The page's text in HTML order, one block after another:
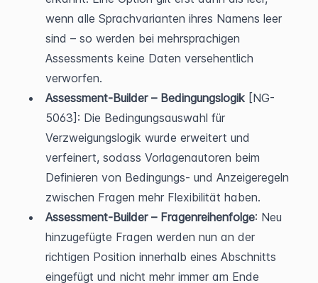
wenn alle Sprachvarianten ihres Namens leer
sind – so werden bei mehrsprachigen
Assessments keine Daten versehentlich
verworfen.
Assessment-Builder – Bedingungslogik [NG-
5063]: Die Bedingungsauswahl für
Verzweigungslogik wurde erweitert und
verfeinert, sodass Vorlagenautoren beim
Definieren von Bedingungs- und Anzeigeregeln
zwischen Fragen mehr Flexibilität haben.
Assessment-Builder – Fragenreihenfolge: Neu
hinzugefügte Fragen werden nun an der
richtigen Position innerhalb eines Abschnitts
eingefügt und nicht mehr immer am Ende